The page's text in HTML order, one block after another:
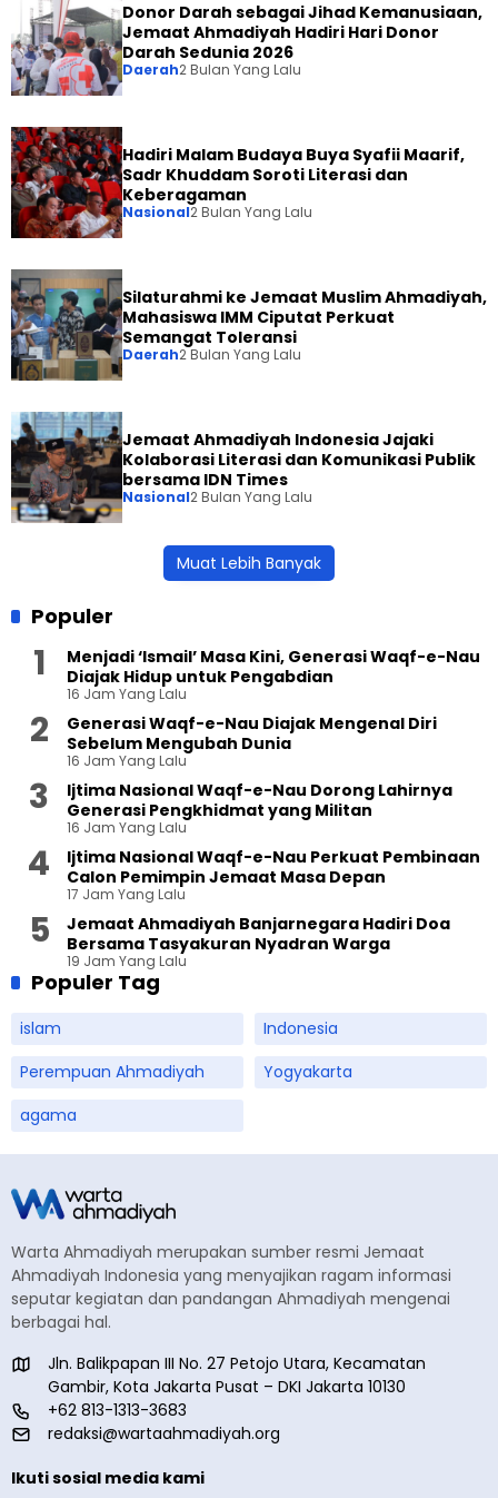
Donor Darah sebagai Jihad Kemanusiaan,
Jemaat Ahmadiyah Hadiri Hari Donor
Darah Sedunia 2026
Daerah2 Bulan Yang Lalu
Hadiri Malam Budaya Buya Syafii Maarif,
Sadr Khuddam Soroti Literasi dan
Keberagaman
Nasional2 Bulan Yang Lalu
Silaturahmi ke Jemaat Muslim Ahmadiyah,
Mahasiswa IMM Ciputat Perkuat
Semangat Toleransi
Daerah2 Bulan Yang Lalu
Jemaat Ahmadiyah Indonesia Jajaki
Kolaborasi Literasi dan Komunikasi Publik
bersama IDN Times
Nasional2 Bulan Yang Lalu
Muat Lebih Banyak
Populer
Menjadi ‘Ismail’ Masa Kini, Generasi Waqf-e-Nau
Diajak Hidup untuk Pengabdian
16 Jam Yang Lalu
Generasi Waqf-e-Nau Diajak Mengenal Diri
Sebelum Mengubah Dunia
16 Jam Yang Lalu
Ijtima Nasional Waqf-e-Nau Dorong Lahirnya
Generasi Pengkhidmat yang Militan
16 Jam Yang Lalu
Ijtima Nasional Waqf-e-Nau Perkuat Pembinaan
Calon Pemimpin Jemaat Masa Depan
17 Jam Yang Lalu
Jemaat Ahmadiyah Banjarnegara Hadiri Doa
Bersama Tasyakuran Nyadran Warga
19 Jam Yang Lalu
Populer Tag
islam
Indonesia
Perempuan Ahmadiyah
Yogyakarta
agama
Warta Ahmadiyah merupakan sumber resmi Jemaat
Ahmadiyah Indonesia yang menyajikan ragam informasi
seputar kegiatan dan pandangan Ahmadiyah mengenai
berbagai hal.
Jln. Balikpapan III No. 27 Petojo Utara, Kecamatan
Gambir, Kota Jakarta Pusat – DKI Jakarta 10130
+62 813-1313-3683
redaksi@wartaahmadiyah.org
Ikuti sosial media kami